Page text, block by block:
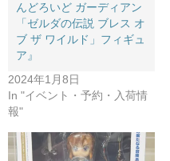
んどろいど ​ガーディアン ​
「ゼルダの伝説 ​ブレス ​オ
ブ ​ザ ​ワイルド」フィギュ
ア』
2024年1月8日
In "イベント・予約・入荷情
報"